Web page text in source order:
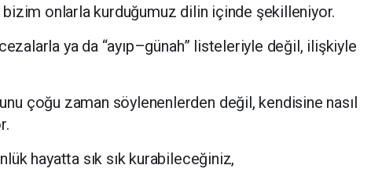
bizim onlarla kurduğumuz dilin içinde şekilleniyor.
ya da “ayıp–günah” listeleriyle değil, ilişkiyle
çoğu zaman söylenenlerden değil, kendisine nasıl
hayatta sık sık kurabileceğiniz,